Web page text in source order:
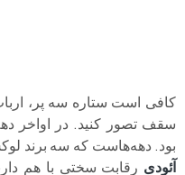
کافی است ستاره سه پر،
بود. دهه‌هاست که سه برند
آئودی رقابت سختی با هم